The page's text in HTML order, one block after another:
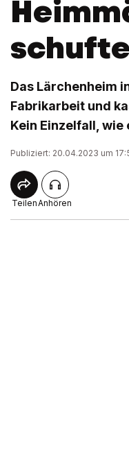
Das Lärchenheim
Fabrikarbeit und
Kein Einzelfall, wie
Publiziert: 20.04.2023 um
TeilenAnhören